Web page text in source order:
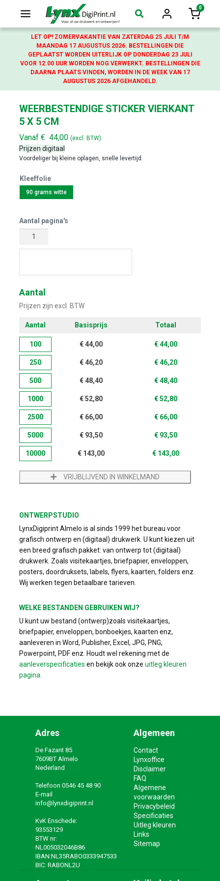
Login
0
LET OP! ZOMERVAKANTIE VAN ZATERDAG 25 JULI T/M
MAANDAG 17 AUGUSTUS 2026. BESTELLINGEN DIE
GEPLAATST WORDEN UITERLIJK OP DONDERDAG 23 JULI
VOOR 12.00 UUR WORDEN NOG VERWERKT. BESTELLINGEN DIE
DAARNA PLAATS VINDEN, WORDEN IN DE WEEK VAN 17
AUGUSTUS 2026 AFGEHANDELD.
WEERBESTENDIGE STICKER VIERKANT
5 X 5 CM
Vanaf € 44,00 (excl. BTW)
Prijzen digitaal
Voordeliger bij kleine oplagen, snelle levertijd.
Kleeffolie
90 grams witte
Aantal pagina's
Aantal
Prijzen zijn excl. BTW
Aantal Basisprijs Totaal
100 € 44,00 € 44,00
250 € 46,20 € 46,20
500 € 48,40 € 48,40
1000 € 52,80 € 52,80
2500 € 66,00 € 66,00
5000 € 93,50 € 93,50
10000 € 143,00 € 143,00
VRIJBLIJVEND IN WINKELMAND
ONTWERPSTUDIO
LynxDigiprint Almelo is al sinds 1999 het bureau voor
grafisch ontwerp en (digitaal) drukwerk. U kunt kiezen uit
een breed grafisch pakket: van ontwerp tot (digitaal)
drukwerk. Zoals visitekaartjes, briefpapier, enveloppen,
posters, doordruksets, labels, flyers, kaarten, folders enz.
Wij werken tegen betaalbare tarieven.
WELKE BESTANDEN GEBRUIKEN WIJ?
U kunt uw bestand (ontwerp)zoals visitekaartjes,
briefpapier, enveloppen, bonboekjes, kaarten enz,
aanleveren in Word, Publisher, Excel, JPG, PNG,
Powerpoint, PDF enz. Houdt wel rekening met de
aanleverspecificaties en bekijk ook onze uitleg kleuren
pagina
Adres
De Fazant 85
7609BT Almelo
Nederland
Telefoon 0546 45 48 90
E-mail
info@lynxdigiprint.nl
KvK Enschede:
93553129
BTW nr:
NL005032046B86
IBAN:NL35RABO0333947533
BIC: RABONL2U
Algemeen
Contact
Lynxoffice
Disclaimer
FAQ
Algemene
voorwaarden
Privacybeleid
Specificaties
Uitleg kleuren
Links
Sitemap